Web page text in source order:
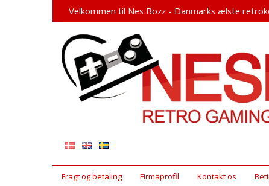
Velkommen til Nes Bozz - Danmarks ælste
Fragt og betaling Firmaprofil Kontakt os